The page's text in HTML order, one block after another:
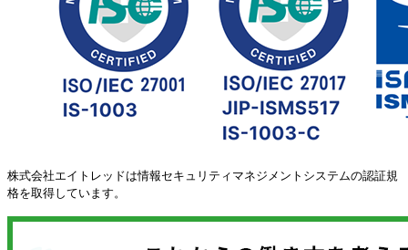
株式会社エイトレッドは情報セキュリティマネジメントシステムの認証規
格を取得しています。